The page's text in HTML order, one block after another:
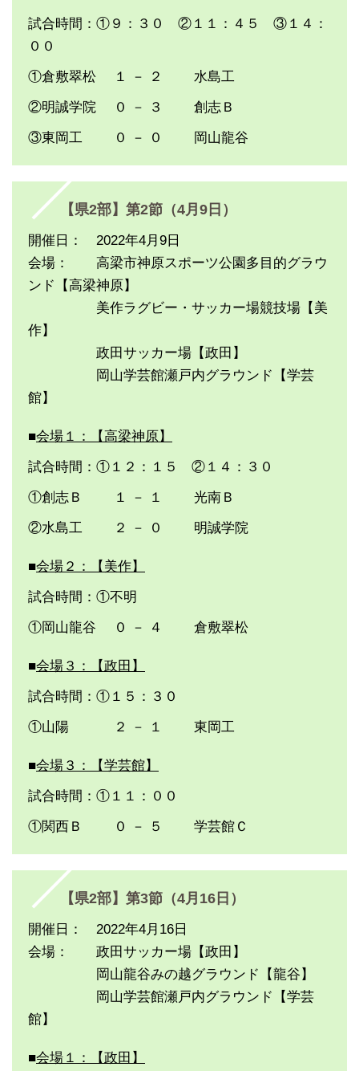
試合時間：①９：３０ ②１１：４５ ③１４：
００
①倉敷翠松 １ － ２ 水島工
②明誠学院 ０ － ３ 創志Ｂ
③東岡工 ０ － ０ 岡山龍谷
【県2部】第2節（4月9日）
開催日： 2022年4月9日
会場： 高梁市神原スポーツ公園多目的グラウ
ンド【高梁神原】
美作ラグビー・サッカー場競技場【美
作】
政田サッカー場【政田】
岡山学芸館瀬戸内グラウンド【学芸
館】
■会場１：【高梁神原】
試合時間：①１２：１５ ②１４：３０
①創志Ｂ １ － １ 光南Ｂ
②水島工 ２ － ０ 明誠学院
■会場２：【美作】
試合時間：①不明
①岡山龍谷 ０ － ４ 倉敷翠松
■会場３：【政田】
試合時間：①１５：３０
①山陽 ２ － １ 東岡工
■会場３：【学芸館】
試合時間：①１１：００
①関西Ｂ ０ － ５ 学芸館Ｃ
【県2部】第3節（4月16日）
開催日： 2022年4月16日
会場： 政田サッカー場【政田】
岡山龍谷みの越グラウンド【龍谷】
岡山学芸館瀬戸内グラウンド【学芸
館】
■会場１：【政田】